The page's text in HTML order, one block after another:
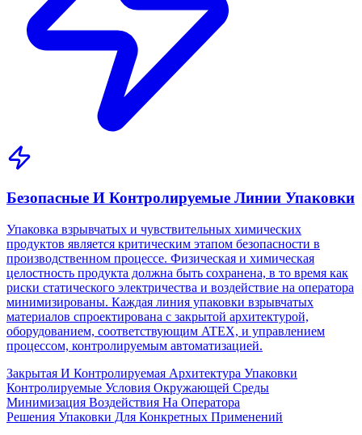
Безопасные И Контролируемые Линии Упаковки
Упаковка взрывчатых и чувствительных химических
продуктов является критическим этапом безопасности в
производственном процессе. Физическая и химическая
целостность продукта должна быть сохранена, в то время как
риски статического электричества и воздействие на оператора
минимизированы. Каждая линия упаковки взрывчатых
материалов спроектирована с закрытой архитектурой,
оборудованием, соответствующим ATEX, и управлением
процессом, контролируемым автоматизацией.
Закрытая И Контролируемая Архитектура Упаковки
Контролируемые Условия Окружающей Среды
Минимизация Воздействия На Оператора
Решения Упаковки Для Конкретных Применений